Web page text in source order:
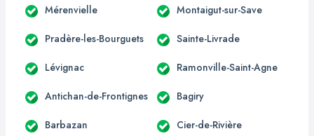
Mérenvielle Montaigut-sur-Save
Pradère-les-Bourguets Sainte-Livrade
Lévignac Ramonville-Saint-Agne
Antichan-de-Frontignes Bagiry
Barbazan Cier-de-Rivière